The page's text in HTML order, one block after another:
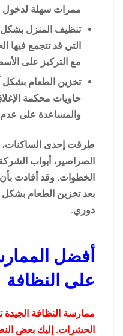
ممرات سهلة لدخول
تنظيف المنزل
التي قد تتجمع فيها
مع التركيز على
تخزين الطعام
حاويات محكمة
والمساعدة على
طرقت إحدى الساكنات،
الصراصير، أبواب
الخطوات. وقد أفادت
بعد تخزين الطعام
دوري.
أفضل
على النظافة
ممارسة النظافة
الحشرات. إليك بعض